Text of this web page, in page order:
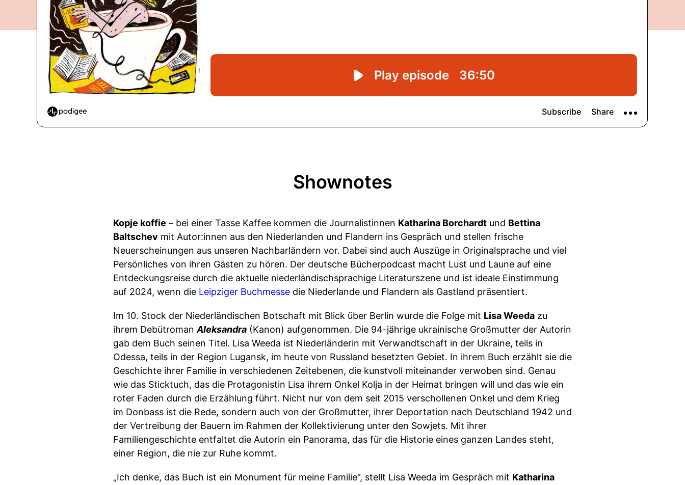
Shownotes
Kopje koffie – bei einer Tasse Kaffee kommen die Journalistinnen Katharina Borchardt und Bettina
Baltschev mit Autor:innen aus den Niederlanden und Flandern ins Gespräch und stellen frische
Neuerscheinungen aus unseren Nachbarländern vor. Dabei sind auch Auszüge in Originalsprache und viel
Persönliches von ihren Gästen zu hören. Der deutsche Bücherpodcast macht Lust und Laune auf eine
Entdeckungsreise durch die aktuelle niederländischsprachige Literaturszene und ist ideale Einstimmung
auf 2024, wenn die Leipziger Buchmesse die Niederlande und Flandern als Gastland präsentiert.
Im 10. Stock der Niederländischen Botschaft mit Blick über Berlin wurde die Folge mit Lisa Weeda zu
ihrem Debütroman Aleksandra (Kanon) aufgenommen. Die 94-jährige ukrainische Großmutter der Autorin
gab dem Buch seinen Titel. Lisa Weeda ist Niederländerin mit Verwandtschaft in der Ukraine, teils in
Odessa, teils in der Region Lugansk, im heute von Russland besetzten Gebiet. In ihrem Buch erzählt sie die
Geschichte ihrer Familie in verschiedenen Zeitebenen, die kunstvoll miteinander verwoben sind. Genau
wie das Sticktuch, das die Protagonistin Lisa ihrem Onkel Kolja in der Heimat bringen will und das wie ein
roter Faden durch die Erzählung führt. Nicht nur von dem seit 2015 verschollenen Onkel und dem Krieg
im Donbass ist die Rede, sondern auch von der Großmutter, ihrer Deportation nach Deutschland 1942 und
der Vertreibung der Bauern im Rahmen der Kollektivierung unter den Sowjets. Mit ihrer
Familiengeschichte entfaltet die Autorin ein Panorama, das für die Historie eines ganzen Landes steht,
einer Region, die nie zur Ruhe kommt.
„Ich denke, das Buch ist ein Monument für meine Familie“, stellt Lisa Weeda im Gespräch mit Katharina